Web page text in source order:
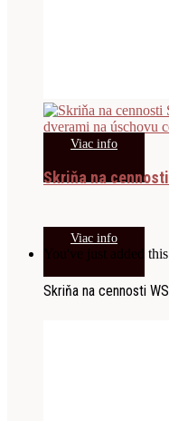
Viac info
Skriňa na
Viac info
You've just added
Skriňa na cennosti